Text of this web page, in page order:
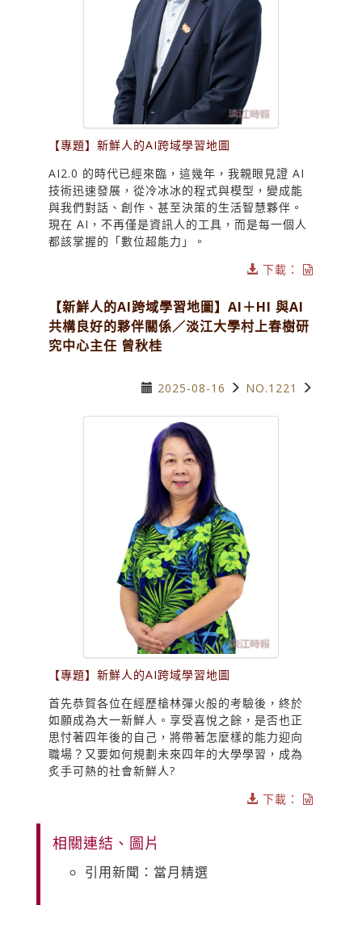
【專題】新鮮人的AI跨域學習地圖
AI2.0 的時代已經來臨，這幾年，我親眼見證 AI
技術迅速發展，從冷冰冰的程式與模型，變成能
與我們對話、創作、甚至決策的生活智慧夥伴。
現在 AI，不再僅是資訊人的工具，而是每一個人
都該掌握的「數位超能力」。
下載：
【新鮮人的AI跨域學習地圖】AI＋HI 與AI
共構良好的夥伴關係／淡江大學村上春樹研
究中心主任 曾秋桂
2025-08-16 NO.1221
【專題】新鮮人的AI跨域學習地圖
首先恭賀各位在經歷槍林彈火般的考驗後，終於
如願成為大一新鮮人。享受喜悅之餘，是否也正
思忖著四年後的自己，將帶著怎麼樣的能力迎向
職場？又要如何規劃未來四年的大學學習，成為
炙手可熱的社會新鮮人?
下載：
相關連結、圖片
引用新聞：當月精選